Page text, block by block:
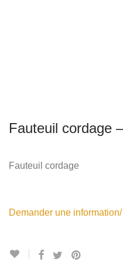
Fauteuil cordage
Fauteuil cordage
Demander une